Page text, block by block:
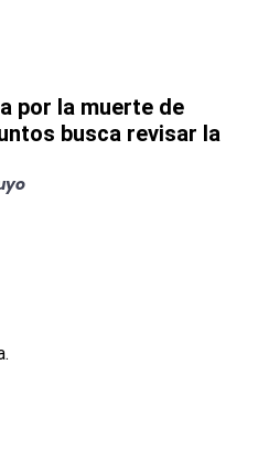
por la muerte de
busca revisar la